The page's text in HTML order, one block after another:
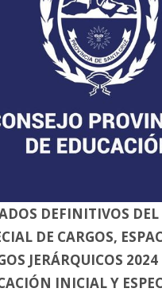
DEFINITIVOS
DE CARGOS,
JERÁRQUICOS 2024
INICIAL Y